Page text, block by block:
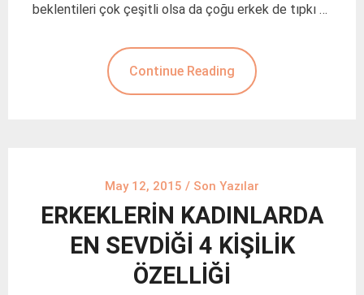
beklentileri çok çeşitli olsa da çoğu erkek de tıpkı …
Continue Reading
May 12, 2015 / Son Yazılar
ERKEKLERİN KADINLARDA
EN SEVDİĞİ 4 KİŞİLİK
ÖZELLİĞİ